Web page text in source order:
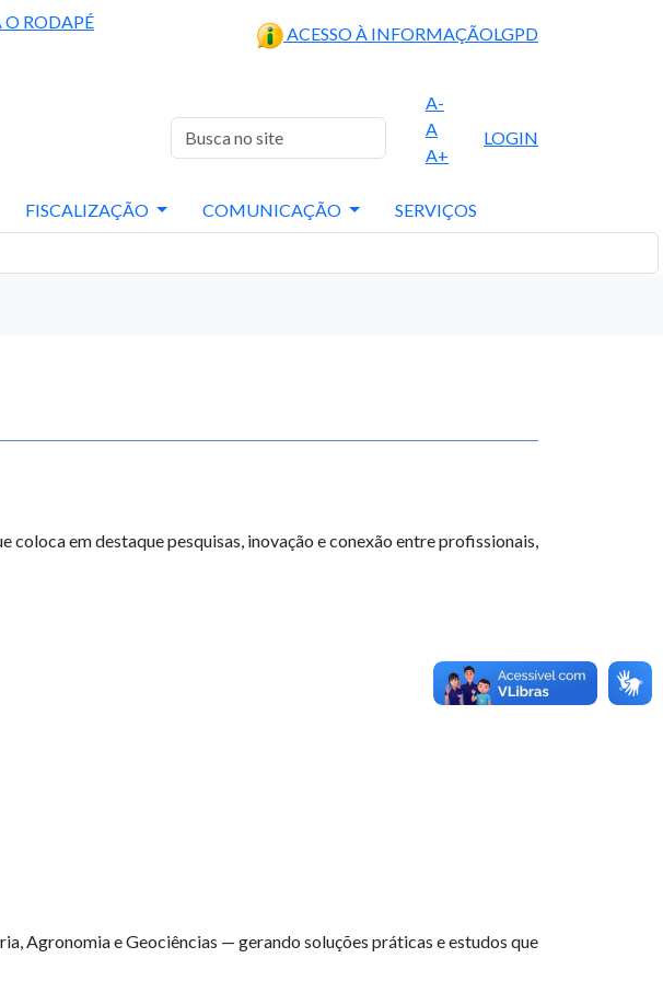
O RODAPÉ
ACESSO À INFORMAÇÃOLGPD
A-
A
A+
LOGIN
FISCALIZAÇÃO COMUNICAÇÃO SERVIÇOS
em destaque pesquisas, inovação e conexão entre profissionais,
Agronomia e Geociências — gerando soluções práticas e estudos que